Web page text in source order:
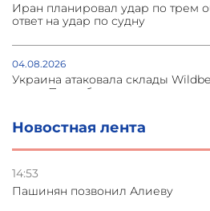
Новостная лента
14:53
Пашинян позвонил Алиеву
Иран планировал удар по трем
ответ на удар по судну
04.08.2026
Украина атаковала склады
и под Петербургом
03.08.2026
Стратегия безопасности ОДКБ